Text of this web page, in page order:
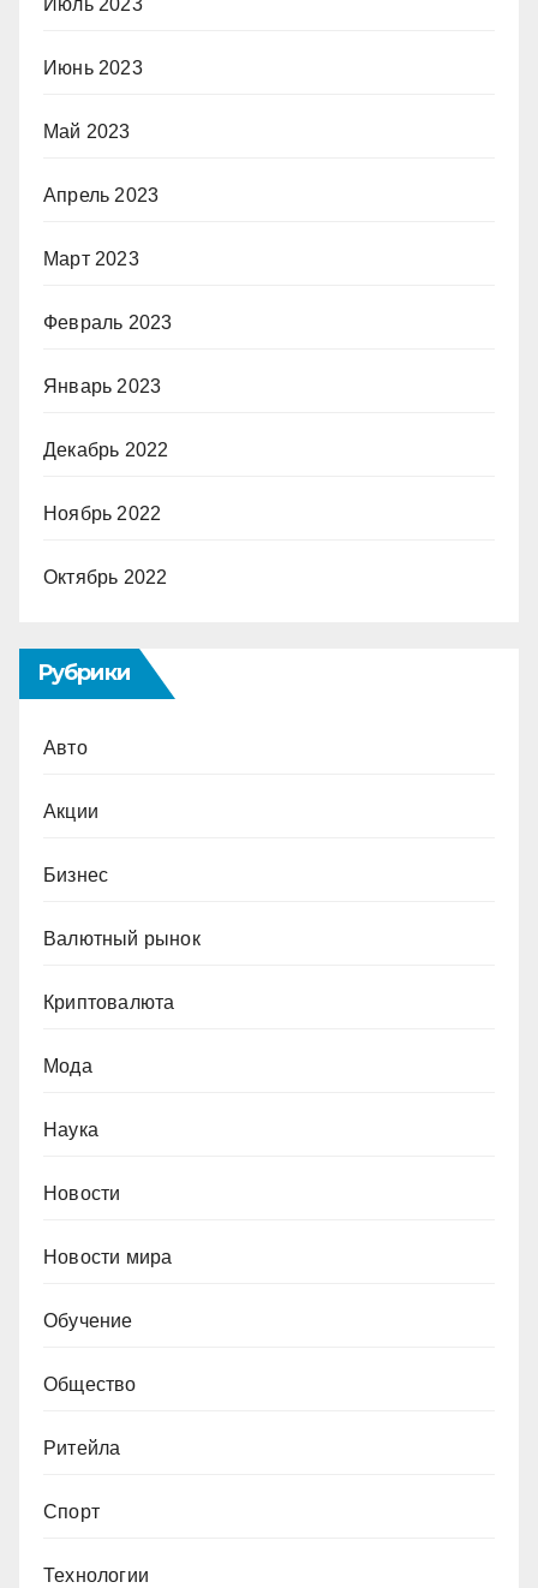
Июль 2023
Июнь 2023
Май 2023
Апрель 2023
Март 2023
Февраль 2023
Январь 2023
Декабрь 2022
Ноябрь 2022
Октябрь 2022
Рубрики
Авто
Акции
Бизнес
Валютный рынок
Криптовалюта
Мода
Наука
Новости
Новости мира
Обучение
Общество
Ритейла
Спорт
Технологии